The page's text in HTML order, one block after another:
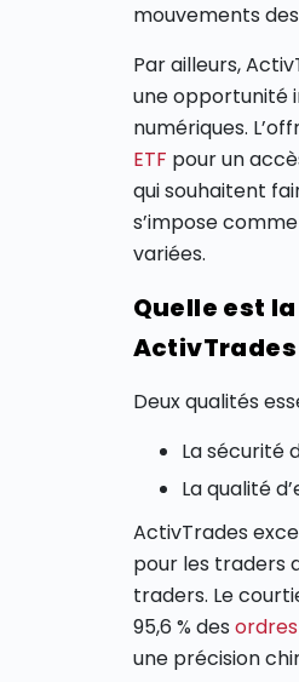
mouvements
Par ailleurs,
une opportunité
numériques.
ETF pour un
qui souhaitent
s’impose
variées.
Quelle est
ActivTrades
Deux qualités
La sécurité
La qualité
ActivTrades
pour les traders
traders. Le
95,6 % des
une précision